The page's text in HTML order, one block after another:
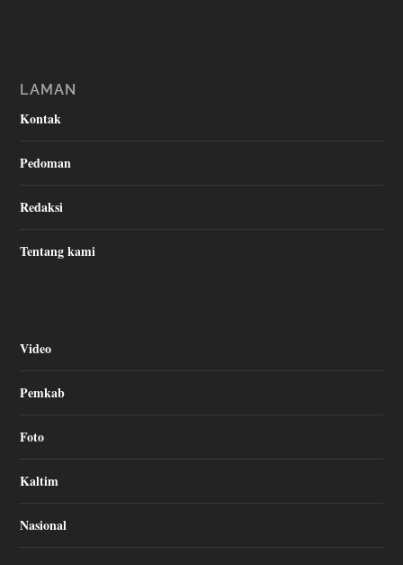
LAMAN
Kontak
Pedoman
Redaksi
Tentang kami
Video
Pemkab
Foto
Kaltim
Nasional